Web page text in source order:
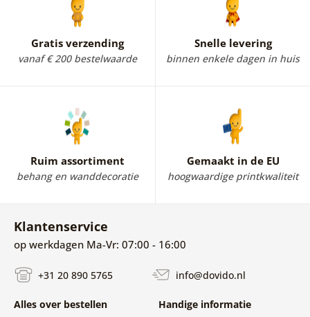
Gratis verzending
vanaf € 200 bestelwaarde
Snelle levering
binnen enkele dagen in huis
Ruim assortiment
behang en wanddecoratie
Gemaakt in de EU
hoogwaardige printkwaliteit
Klantenservice
op werkdagen Ma-Vr: 07:00 - 16:00
+31 20 890 5765 info@dovido.nl
Alles over bestellen Handige informatie